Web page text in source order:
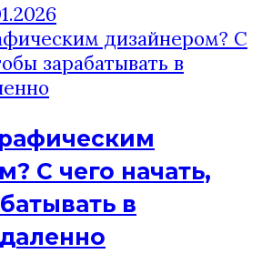
C чего начать,
в